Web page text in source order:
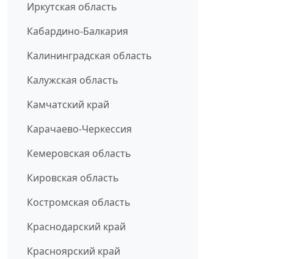
Иркутская область
Кабардино-Балкария
Калининградская область
Калужская область
Камчатский край
Карачаево-Черкессия
Кемеровская область
Кировская область
Костромская область
Краснодарский край
Красноярский край